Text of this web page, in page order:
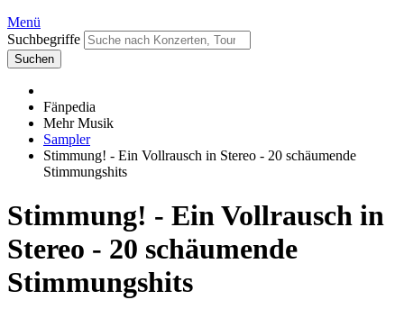
Menü
Suchbegriffe
Suchen
Fänpedia
Mehr Musik
Sampler
Stimmung! - Ein Vollrausch in Stereo - 20 schäumende
Stimmungshits
Stimmung! - Ein Vollrausch in
Stereo - 20 schäumende
Stimmungshits